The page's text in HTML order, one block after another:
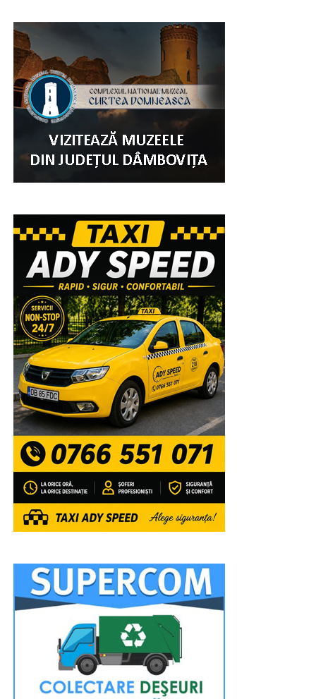
Și, ca o încununare a evenimentulului „Ziua Comunei
Șotânga”, a fost spectacolul muzical artistic. Pe scena
amplasată în parc, au evoluat pe parcursul întregii după
amiezi și până târziu în noapte, copiii, artiști în devenire,
și soliști celebri, invitați special pentru a încânta miiile de
oameni veniți nu numai din Șotânga, ci din toate
localitățile învecinate, pentru a se bucura de muzica
populara interpretată de artiștii Ansamblului Folcloric
„Chindia”, dirijat de Ionuț Dumitrescu. Apoi, rând pe rând,
au fost aplaudați la scenă deschisă și au încins atmosfera
Cristina Turcu Preda, Simona Dinescu, Raoul, Lino
Golden și, înainte de superbul foc de artificii care a
luminat feeric cerul, Jean de la Craiova.
RECLAMA
VIDEO